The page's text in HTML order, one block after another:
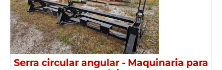
Serra circular angular - Maquinaria para